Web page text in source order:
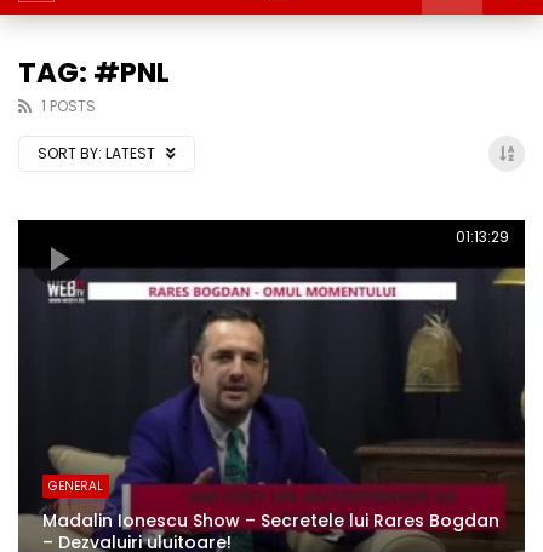
TAG: #PNL
1 POSTS
SORT BY: LATEST
01:13:29
GENERAL
Madalin Ionescu Show – Secretele lui Rares Bogdan
– Dezvaluiri uluitoare!